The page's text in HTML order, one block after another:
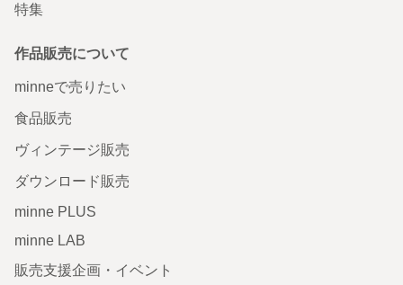
特集
作品販売について
minneで売りたい
食品販売
ヴィンテージ販売
ダウンロード販売
minne PLUS
minne LAB
販売支援企画・イベント